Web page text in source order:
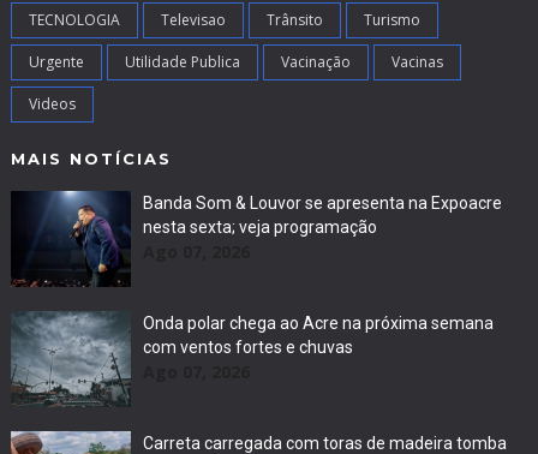
TECNOLOGIA Televisao Trânsito Turismo
Urgente Utilidade Publica Vacinação Vacinas
Videos
MAIS NOTÍCIAS
Banda Som & Louvor se apresenta na Expoacre
nesta sexta; veja programação
Onda polar chega ao Acre na próxima semana
com ventos fortes e chuvas
Carreta carregada com toras de madeira tomba